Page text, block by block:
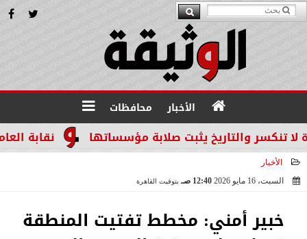
الأخبار محافظات
نقابة والتاريخ يثبت صلابة مؤسساتها
الأخبار
السبت، 16 مايو 2026
12:40 صـ بتوقيت القاهرة
خبير أمني: مخطط تفتيت المنطقة